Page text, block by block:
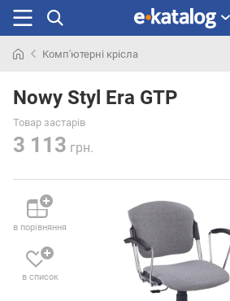
раніше
Комп'ютерні крісла
Nowy Styl Era GTP
Товар застарів
3 113 грн.
в порівняння
в список